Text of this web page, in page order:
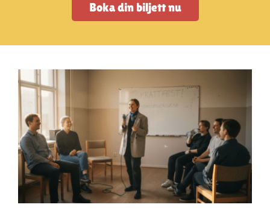
Vanliga frågor
Mitt konto
Boka din biljett nu